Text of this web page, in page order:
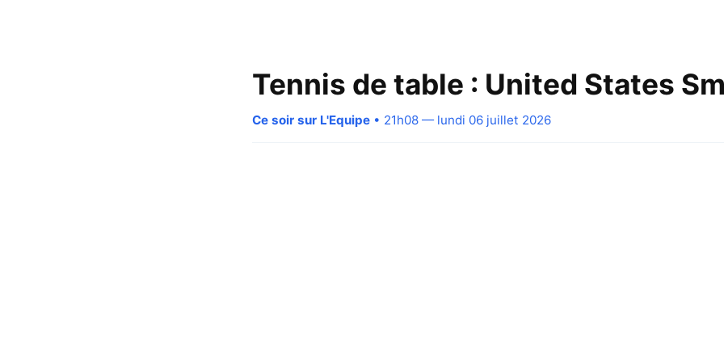
Tennis de table : United States
Ce soir sur L'Equipe • 21h08 — lundi 06 juillet 2026